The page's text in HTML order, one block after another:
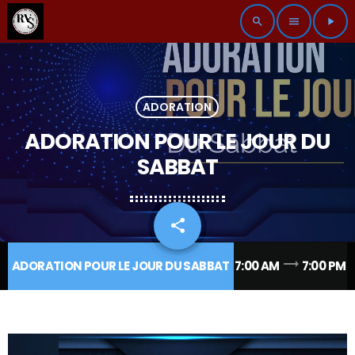
search menu play_arrow
ADORATION
ADORATION POUR LE JOUR DU
SABBAT
share
email
ADORATION POUR LE JOUR DU SABBAT 7:00 AM trending_flat 7:00 PM